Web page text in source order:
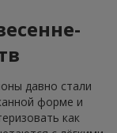
давно стали
форме и
как